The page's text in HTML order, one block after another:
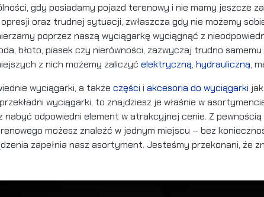
gdy posiadamy pojazd terenowy i nie mamy jeszcze
oraz trudnej sytuacji, zwłaszcza gdy nie możemy
poprzez naszą wyciągarkę wyciągnąć z
błoto, piasek czy nierówności, zazwyczaj trudno
z nich możemy zaliczyć elektryczną, hydrauliczną,
wyciągarki, a także części i akcesoria do wyciągarki
wyciągarki, to znajdziesz je właśnie w
nabyć odpowiedni element w atrakcyjnej cenie. Z
możesz znaleźć w jednym miejscu – bez
zapełnia nasz asortyment. Jesteśmy przekonani, że